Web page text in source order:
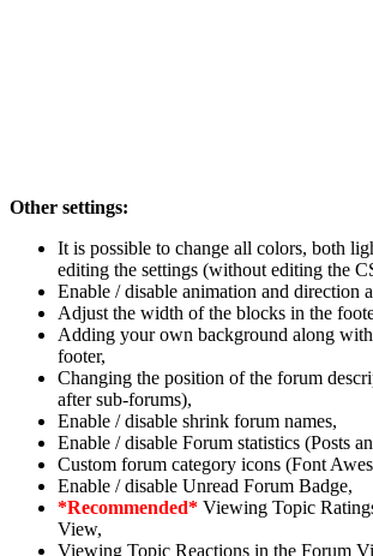
Other settings:
It is possible to change all colors, both
editing the settings (without editing the
Enable / disable animation and direction
Adjust the width of the blocks in the
Adding your own background along
footer,
Changing the position of the forum
after sub-forums),
Enable / disable shrink forum names,
Enable / disable Forum statistics (Posts
Custom forum category icons (Font
Enable / disable Unread Forum Badge,
*Recommended* Viewing Topic
View,
Viewing Topic Reactions in the Forum